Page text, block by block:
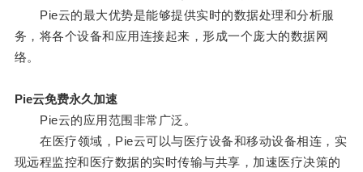
Pie云的最大优势是能够提供实时的数据处理和分析服
务，将各个设备和应用连接起来，形成一个庞大的数据网
络。
Pie云免费永久加速
Pie云的应用范围非常广泛。
在医疗领域，Pie云可以与医疗设备和移动设备相连，实
现远程监控和医疗数据的实时传输与共享，加速医疗决策的